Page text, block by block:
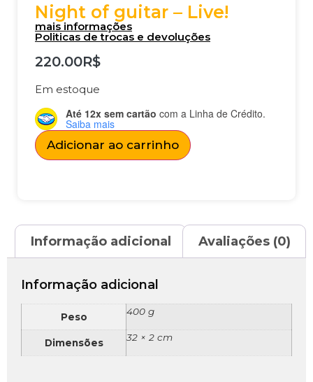
Night of guitar – Live!
mais informações
Politicas de trocas e devoluções
220.00R$
Em estoque
Até 12x sem cartão com a Linha de Crédito.
Saiba mais
Adicionar ao carrinho
Informação adicional Avaliações (0)
Informação adicional
Peso 400 g
Dimensões 32 × 2 cm